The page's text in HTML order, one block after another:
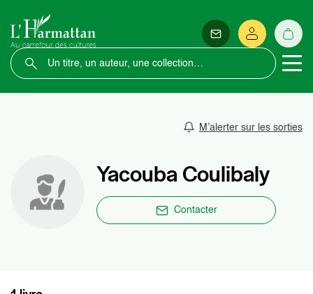
M’alerter sur les sorties
Yacouba Coulibaly
Contacter